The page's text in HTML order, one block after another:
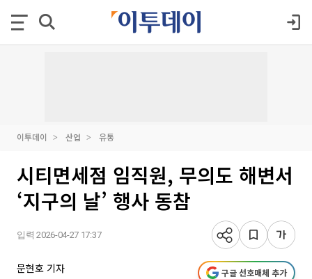
이투데이 산업 유통
시티면세점 임직원, 무의도 해변서
‘지구의 날’ 행사 동참
입력 2026-04-27 17:37
문현호 기자 구글 선호매체 추가